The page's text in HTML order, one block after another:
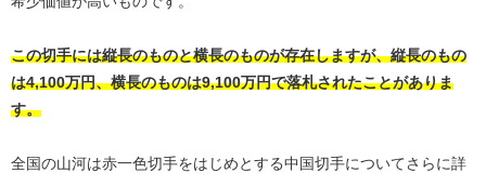
この切手には縦長のものと横長のものが存在しますが、縦長のもの
は4,100万円、横長のものは9,100万円で落札されたことがありま
す。
全国の山河は赤一色切手をはじめとする中国切手についてさらに詳